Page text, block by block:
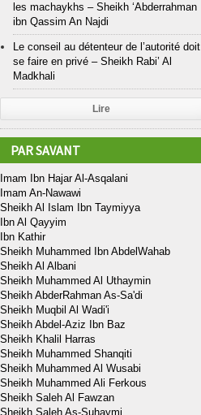
les machaykhs – Sheikh ‘Abderrahman
ibn Qassim An Najdi
Le conseil au détenteur de l’autorité doit
se faire en privé – Sheikh Rabi’ Al
Madkhali
Lire
PAR SAVANT
Imam Ibn Hajar Al-Asqalani
Imam An-Nawawi
Sheikh Al Islam Ibn Taymiyya
Ibn Al Qayyim
Ibn Kathir
Sheikh Muhammed Ibn AbdelWahab
Sheikh Al Albani
Sheikh Muhammed Al Uthaymin
Sheikh AbderRahman As-Sa'di
Sheikh Muqbil Al Wadi'i
Sheikh Abdel-Aziz Ibn Baz
Sheikh Khalil Harras
Sheikh Muhammed Shanqiti
Sheikh Muhammed Al Wusabi
Sheikh Muhammed Ali Ferkous
Sheikh Saleh Al Fawzan
Sheikh Saleh As-Suhaymi